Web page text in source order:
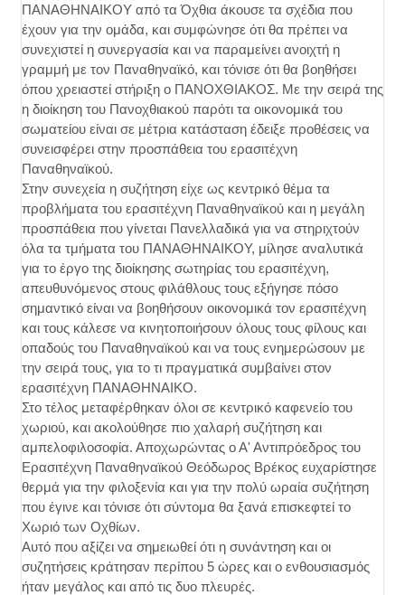
ΠΑΝΑΘΗΝΑΙΚΟΥ από τα Όχθια άκουσε τα σχέδια που
έχουν για την ομάδα, και συμφώνησε ότι θα πρέπει να
συνεχιστεί η συνεργασία και να παραμείνει ανοιχτή η
γραμμή με τον Παναθηναϊκό, και τόνισε ότι θα βοηθήσει
όπου χρειαστεί στήριξη ο ΠΑΝΟΧΘΙΑΚΟΣ. Με την σειρά της
η διοίκηση του Πανοχθιακού παρότι τα οικονομικά του
σωματείου είναι σε μέτρια κατάσταση έδειξε προθέσεις να
συνεισφέρει στην προσπάθεια του ερασιτέχνη
Παναθηναϊκού.
Στην συνεχεία η συζήτηση είχε ως κεντρικό θέμα τα
προβλήματα του ερασιτέχνη Παναθηναϊκού και η μεγάλη
προσπάθεια που γίνεται Πανελλαδικά για να στηριχτούν
όλα τα τμήματα του ΠΑΝΑΘΗΝΑΙΚΟΥ, μίλησε αναλυτικά
για το έργο της διοίκησης σωτηρίας του ερασιτέχνη,
απευθυνόμενος στους φιλάθλους τους εξήγησε πόσο
σημαντικό είναι να βοηθήσουν οικονομικά τον ερασιτέχνη
και τους κάλεσε να κινητοποιήσουν όλους τους φίλους και
οπαδούς του Παναθηναϊκού και να τους ενημερώσουν με
την σειρά τους, για το τι πραγματικά συμβαίνει στον
ερασιτέχνη ΠΑΝΑΘΗΝΑΙΚΟ.
Στο τέλος μεταφέρθηκαν όλοι σε κεντρικό καφενείο του
χωριού, και ακολούθησε πιο χαλαρή συζήτηση και
αμπελοφιλοσοφία. Αποχωρώντας ο Α' Αντιπρόεδρος του
Ερασιτέχνη Παναθηναϊκού Θεόδωρος Βρέκος ευχαρίστησε
θερμά για την φιλοξενία και για την πολύ ωραία συζήτηση
που έγινε και τόνισε ότι σύντομα θα ξανά επισκεφτεί το
Χωριό των Οχθίων.
Αυτό που αξίζει να σημειωθεί ότι η συνάντηση και οι
συζητήσεις κράτησαν περίπου 5 ώρες και ο ενθουσιασμός
ήταν μεγάλος και από τις δυο πλευρές.